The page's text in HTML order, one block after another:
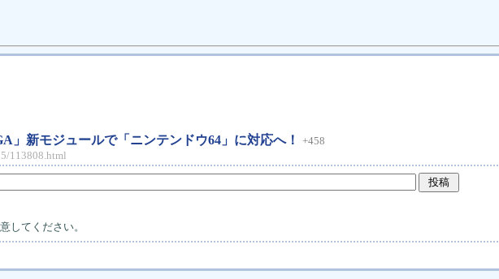
」新モジュールで「ニンテンドウ64」に対応へ！
+458
113808.html
してください。